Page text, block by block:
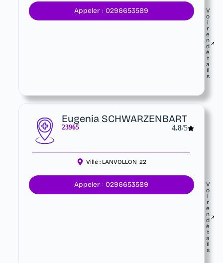
Appeler : 0296653589
V
o
i
r
e
n
d
é
t
a
il
s
Eugenia SCHWARZENBART
23965 4.8/5
Ville : LANVOLLON 22
Appeler : 0296653589
V
o
i
r
e
n
d
é
t
a
il
s